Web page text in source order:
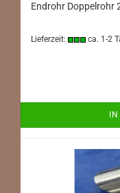
Endrohr Doppelrohr
Lieferzeit: ca. 1-2